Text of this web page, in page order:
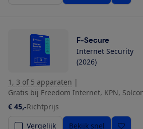
F-Secure
Internet Security
(2026)
1, 3 of 5 apparaten |
Gratis bij Freedom Internet, KPN,
€ 45,-Richtprijs
Vergelijk
Bekijk snel